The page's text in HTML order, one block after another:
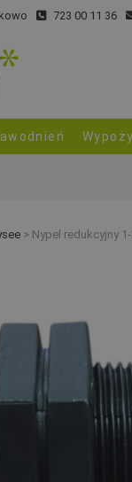
723 00 11 36
> Nypel redukcyjny